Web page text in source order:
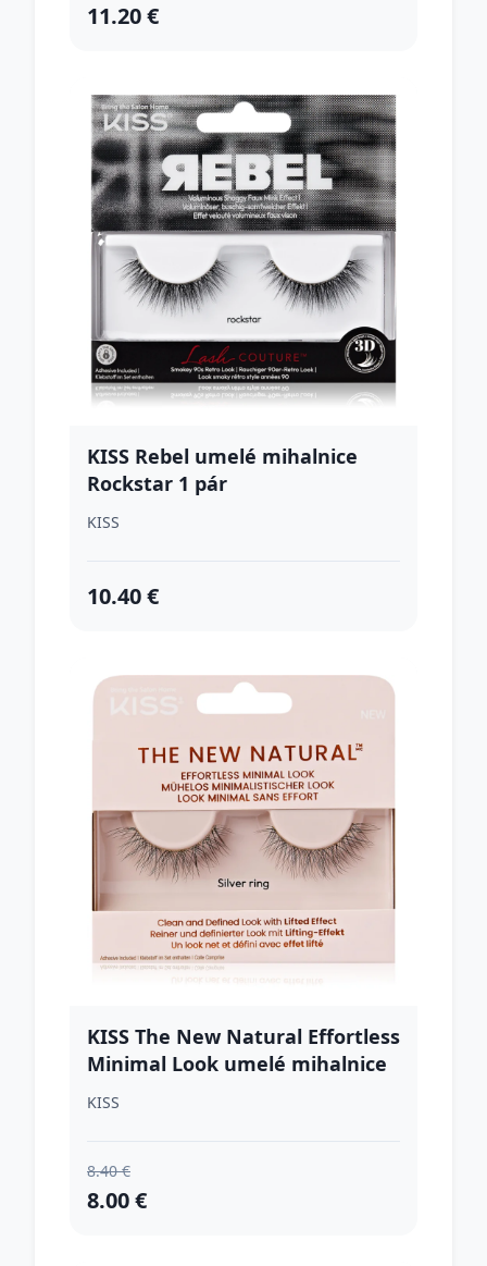
11.20 €
KISS Rebel umelé mihalnice
Rockstar 1 pár
KISS
10.40 €
KISS The New Natural Effortless
Minimal Look umelé mihalnice
Silver Ring 1 pár
KISS
8.40 €
8.00 €